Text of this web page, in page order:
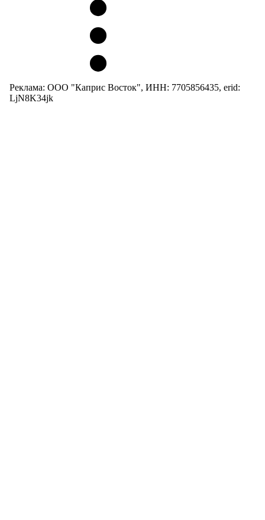
Реклама: ООО "Каприс Восток", ИНН: 7705856435, erid:
LjN8K34jk